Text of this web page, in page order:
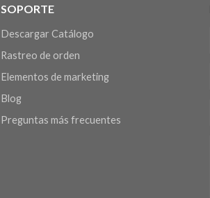
SOPORTE
Descargar Catálogo
Rastreo de orden
Elementos de marketing
Blog
Preguntas más frecuentes